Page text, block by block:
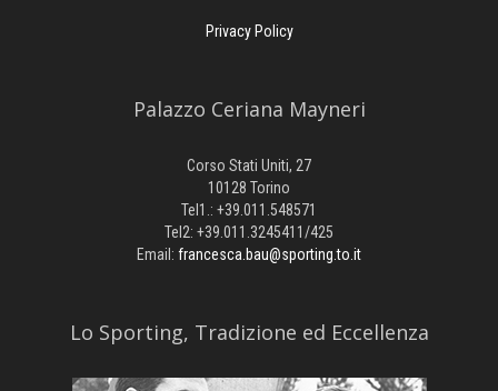
Privacy Policy
Palazzo Ceriana Mayneri
Corso Stati Uniti, 27
10128 Torino
Tel1.: +39.011.548571
Tel2: +39.011.3245411/425
Email: francesca.bau@sporting.to.it
​Lo Sporting, Tradizione ed Eccellenza